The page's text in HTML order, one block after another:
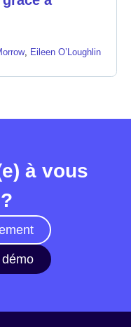
, Eileen O’Loughlin
à vous